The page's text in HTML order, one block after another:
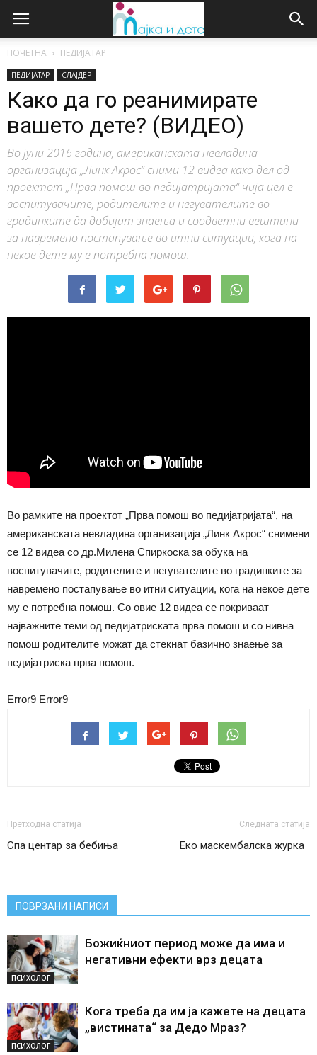
ПОЧЕТНА ПЕДИЈАТАР
ПЕДИЈАТАР СЛАЈДЕР
Како да го реанимирате
вашето дете? (ВИДЕО)
Во јуни 2016 година, американската невладина
организација „Линк Акрос“ сними 12 видеа како дел од
проектот „Прва помош во педијатријата“ чија цел е
воспитувачите, родителите и негувателите во
градинките да добијат знаења и соодветни вештини
за навремено постапување во итни ситуации, кога на
некое дете му е потребна помош.
Во рамките на проектот „Прва помош во педијатријата“, на
американската невладина организација „Линк Акрос“ снимени
се 12 видеа со др.Милена Спиркоска за обука на
воспитувачите, родителите и негувателите во градинките за
навремено постапување во итни ситуации, кога на некое дете
му е потребна помош. Со овие 12 видеа се покриваат
најважните теми од педијатриската прва помош и со нивна
помош родителите можат да стекнат базично знаење за
педијатриска прва помош.
Error9 Error9
Претходна статија
Спа центар за бебиња
Следната статија
Еко маскембалска журка
ПОВРЗАНИ НАПИСИ
ПСИХОЛОГ
Божиќниот период може да има и
негативни ефекти врз децата
ПСИХОЛОГ
Кога треба да им ја кажете на децата
„вистината“ за Дедо Мраз?